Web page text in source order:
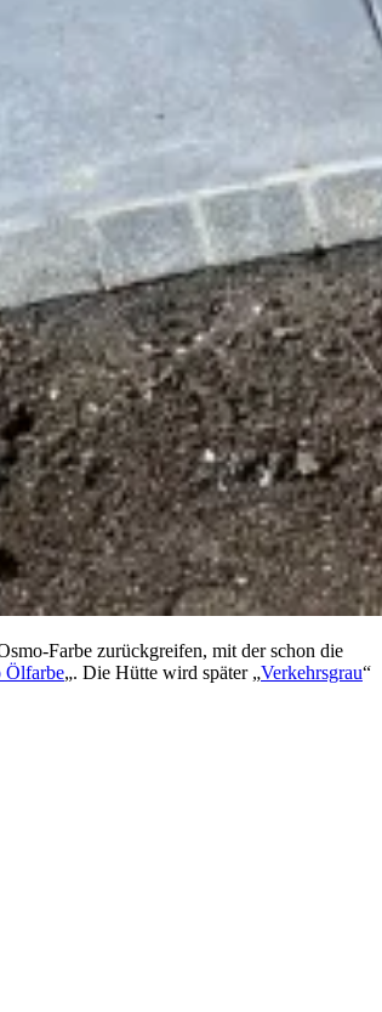
Farbe zurückgreifen, mit der schon die
Ölfarbe„. Die Hütte wird später „Verkehrsgrau“